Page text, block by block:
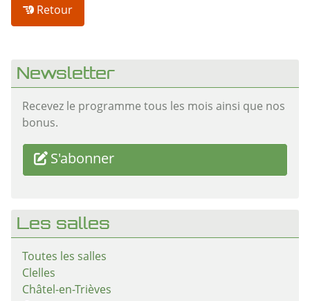
Retour
Newsletter
Recevez le programme tous les mois ainsi que nos
bonus.
S'abonner
Les salles
Toutes les salles
Clelles
Châtel-en-Trièves